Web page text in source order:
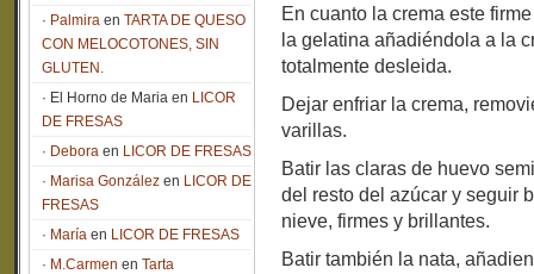
Palmira en TARTA DE QUESO
CON MELOCOTONES, SIN
GLUTEN.
El Horno de Maria en LICOR
DE FRESAS
Debora en LICOR DE FRESAS
Marisa González en LICOR DE
FRESAS
María en LICOR DE FRESAS
M.Carmen en Tarta
En cuanto la crema este
la gelatina añadiéndola a la
totalmente desleida.
Dejar enfriar la crema,
varillas.
Batir las claras de huevo
del resto del azúcar y seguir
nieve, firmes y brillantes.
Batir también la nata,